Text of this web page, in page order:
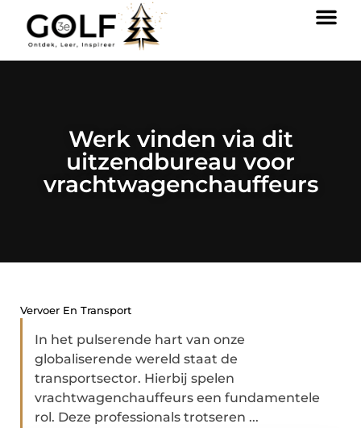
Werk vinden via dit
uitzendbureau voor
vrachtwagenchauffeurs
Vervoer En Transport
In het pulserende hart van onze
globaliserende wereld staat de
transportsector. Hierbij spelen
vrachtwagenchauffeurs een fundamentele
rol. Deze professionals trotseren ...